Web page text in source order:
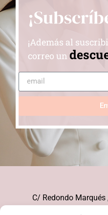
¡Además al
correo un
C/ Redondo Marqués